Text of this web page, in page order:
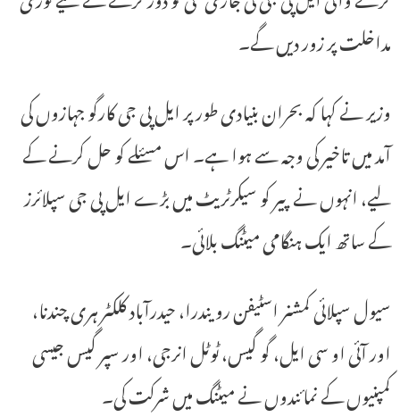
مداخلت پر زور دیں گے۔
وزیر نے کہا کہ بحران بنیادی طور پر ایل پی جی کارگو جہازوں کی
آمد میں تاخیر کی وجہ سے ہوا ہے۔ اس مسئلے کو حل کرنے کے
لیے، انہوں نے پیر کو سیکرٹریٹ میں بڑے ایل پی جی سپلائرز
کے ساتھ ایک ہنگامی میٹنگ بلائی۔
سیول سپلائی کمشنر اسٹیفن رویندرا، حیدرآباد کلکٹر ہری چندنا،
اور آئی او سی ایل، گو گیس، ٹوٹل انرجی، اور سپر گیس جیسی
کمپنیوں کے نمائندوں نے میٹنگ میں شرکت کی۔